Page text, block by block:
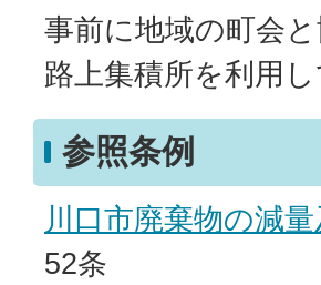
事前に地域の町会
路上集積所を利用
参照条例
川口市廃棄物の減
52条